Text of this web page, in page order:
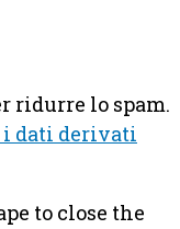
ridurre lo spam.
i dati derivati
to close the